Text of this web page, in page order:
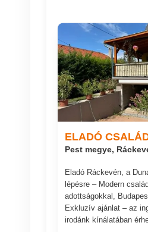
ELADÓ
Pest megye,
Eladó Ráckevén, a
lépésre – Modern
adottságokkal,
Exkluzív ajánlat – az
irodánk kínálatában